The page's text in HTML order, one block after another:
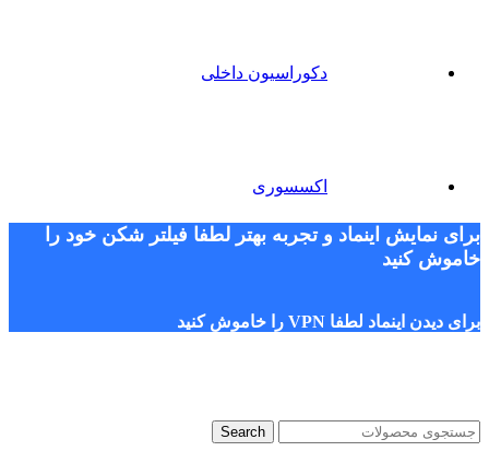
دکوراسیون داخلی
اکسسوری
برای نمایش اینماد و تجربه بهتر لطفا فیلتر شکن خود را
خاموش کنید
برای دیدن اینماد لطفا VPN را خاموش کنید
Search